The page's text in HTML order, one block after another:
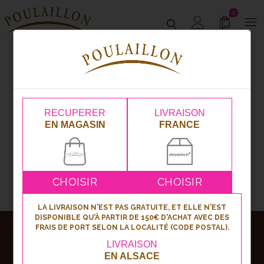
0
Produit Choix crème pâtissière Chocolat
Abonnez-vous
RECUPERER
EN MAGASIN
CHOISIR
LA LIVRAISON N'EST PAS GRATUITE, ET ELLE N'EST
DISPONIBLE QU'À PARTIR DE 150€ D'ACHAT AVEC DES
FRAIS DE PORT SELON LA LOCALITÉ (CODE POSTAL).
LIVRAISON
EN ALSACE
LIVRAISON
FRANCE
CHOISIR